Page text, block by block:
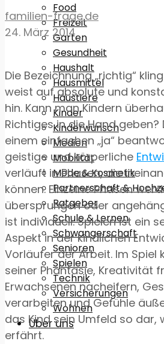
Food
Freizeit
Garten
Gesundheit
Haushalt
Hausmittel
Haustiere
Kinder
Kinderwunsch
Medien
Mobilität
Mode & Kosmetik
Partnerschaft &
Ratgeber
Schule & Lernen
Schwangerschaft
Senioren
Spielen
Technik
Versicherungen
Wohnen
Über uns
familien-frage.de
24. März 2014
Die Bezeichnung „richtig“
weist auf absolute und
hin. Kann man Kindern
Richtiges in die Hand geben?
einem einfachen „ja“
geistige und körperliche
verläuft in Phasen, die
können. Einzelne Phasen
übersprungen oder
ist individuell. Spielen ist ein
Aspekt in der kindlichen
Vorläufer der Arbeit. Im Spiel
seiner Phantasie, Kreativität
Erwachsenen nacheifern,
verarbeiten und Gefühle
das Kind sein Umfeld so dar,
erfährt.